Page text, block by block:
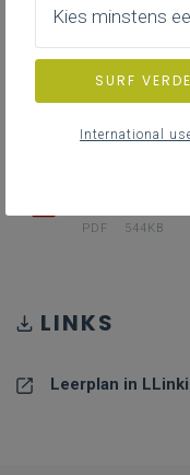
WORD 311KB
PDF 544KB
LINKS
Leerplan in
Kies minstens
SURF
International